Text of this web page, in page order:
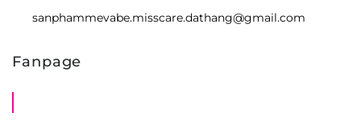
sanphammevabe.misscare.dathang@gmail.com
Fanpage